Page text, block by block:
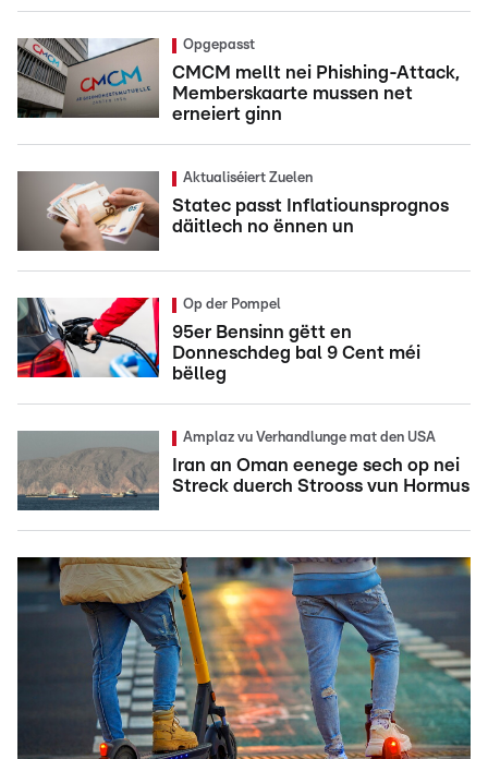
Opgepasst
CMCM mellt nei Phishing-Attack,
Memberskaarte mussen net
erneiert ginn
Aktualiséiert Zuelen
Statec passt Inflatiounsprognos
däitlech no ënnen un
Op der Pompel
95er Bensinn gëtt en
Donneschdeg bal 9 Cent méi
bëlleg
Amplaz vu Verhandlunge mat den USA
Iran an Oman eenege sech op nei
Streck duerch Strooss vun Hormus